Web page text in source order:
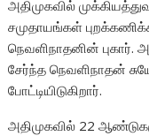
அதிமுகவில்
சமுதாயங்கள்
நெவளிநாதனின்
சேர்ந்த நெவளிநாதன்
போட்டியிடுகிறார்.
அதிமுகவில் 22